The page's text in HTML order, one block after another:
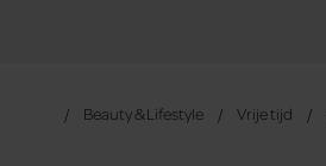
Beauty & Lifestyle Vrije tijd